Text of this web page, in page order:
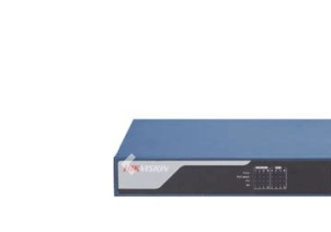
Previous